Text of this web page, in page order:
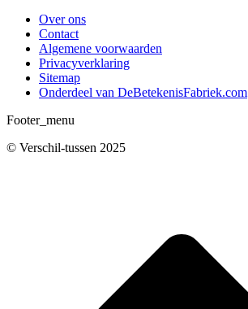
Over ons
Contact
Algemene voorwaarden
Privacyverklaring
Sitemap
Onderdeel van DeBetekenisFabriek.com
Footer_menu
© Verschil-tussen 2025